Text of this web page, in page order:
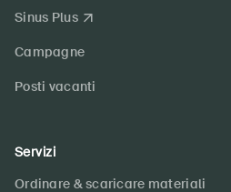
Sinus Plus
Campagne
Posti vacanti
Servizi
Ordinare & scaricare materiali